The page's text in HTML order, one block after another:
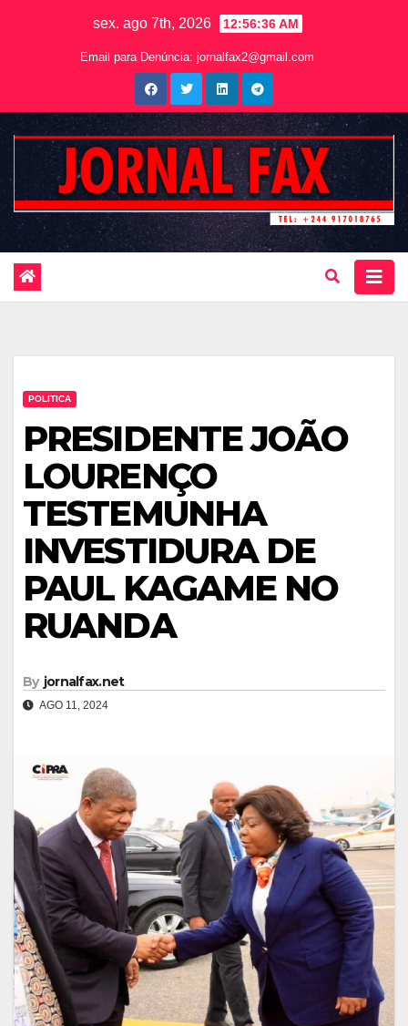
sex. ago 7th, 2026 12:56:37 AM
Email para Denúncia: jornalfax2@gmail.com
POLITICA
PRESIDENTE JOÃO
LOURENÇO
TESTEMUNHA
INVESTIDURA DE
PAUL KAGAME NO
RUANDA
By jornalfax.net
AGO 11, 2024